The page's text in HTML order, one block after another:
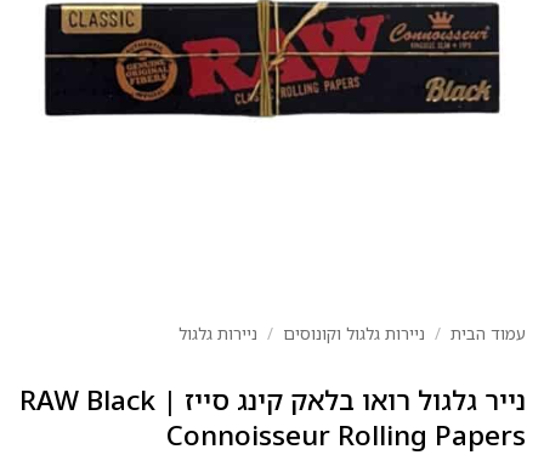
עמוד הבית / ניירות גלגול וקונוסים / ניירות גלגול
נייר גלגול רואו בלאק קינג סייז | RAW Black
Connoisseur Rolling Papers